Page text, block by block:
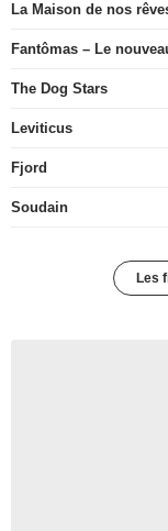
La Maison de nos
Fantômas – Le
The Dog Stars
Leviticus
Fjord
Soudain
Les